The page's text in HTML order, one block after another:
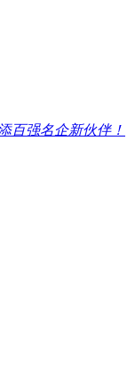
百强名企新伙伴！